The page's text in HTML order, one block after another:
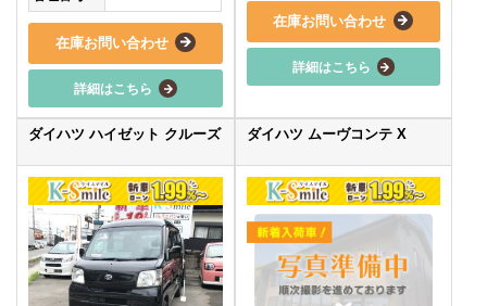
在庫お問い合わせ
詳細はこちら
在庫お問い合わせ
詳細はこちら
ダイハツ ハイゼット クルーズ ダイハツ ムーヴコンテ X